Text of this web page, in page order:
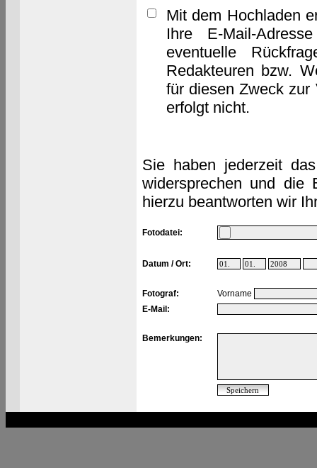
Mit dem Hochladen
Ihre E-Mail-
eventuelle
Redakteuren bzw.
für diesen Zweck zur
erfolgt nicht.
Sie haben jederzeit
widersprechen und die
hierzu beantworten wir
Fotodatei:
Datum / Ort:
Fotograf:
Vorname
E-Mail:
Bemerkungen: